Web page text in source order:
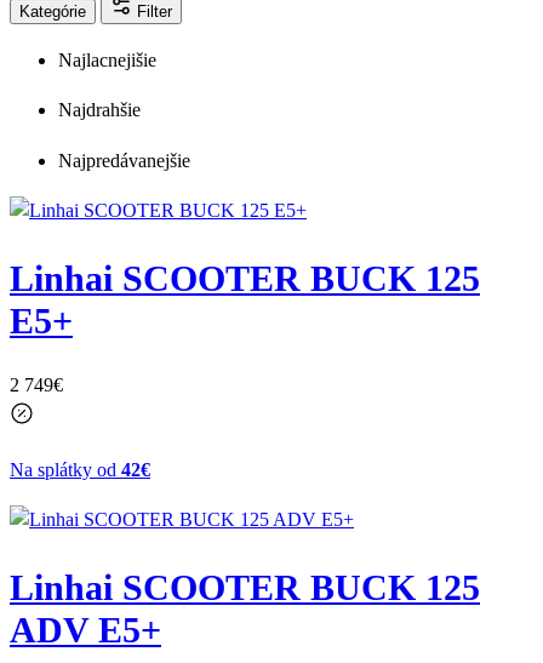
Kategórie Filter
Najlacnejišie
Najdrahšie
Najpredávanejšie
Linhai SCOOTER BUCK 125
E5+
2 749€
Na splátky od 42€
Linhai SCOOTER BUCK 125
ADV E5+